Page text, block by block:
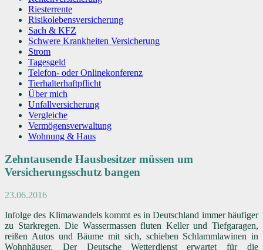
Riesterrente
Risikolebensversicherung
Sach & KFZ
Schwere Krankheiten Versicherung
Strom
Tagesgeld
Telefon- oder Onlinekonferenz
Tierhalterhaftpflicht
Über mich
Unfallversicherung
Vergleiche
Vermögensverwaltung
Wohnung & Haus
Zehntausende Hausbesitzer müssen um
Versicherungsschutz bangen
23.06.2016
Infolge des Klimawandels kommt es in Deutschland immer häufiger
zu Starkregen. Die Wassermassen fluten Keller und Tiefgaragen,
reißen Autos und Bäume mit sich, schieben Schlammlawinen in
Wohnhäuser. Der Deutsche Wetterdienst erwartet für die